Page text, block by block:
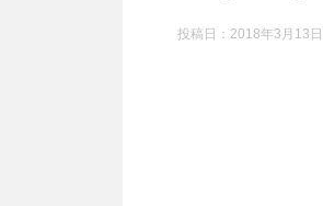
投稿日：2018年3月13日